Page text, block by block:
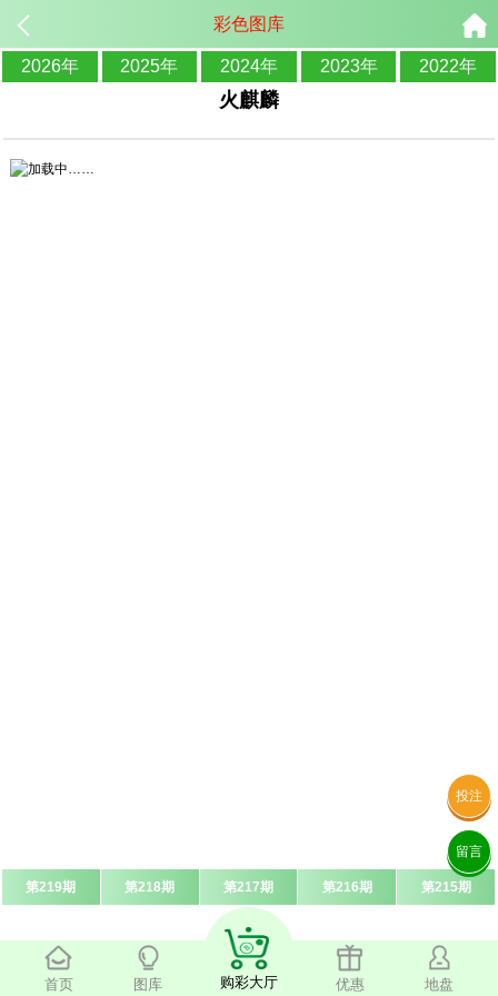
彩色图库
2026年 2025年 2024年 2023年 2022年
火麒麟
第219期 第218期 第217期 第216期 第215期
首页 图库 购彩大厅 优惠 地盘
投注
留言